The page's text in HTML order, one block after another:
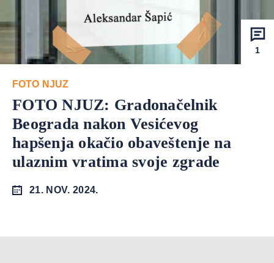
1
FOTO NJUZ
FOTO NJUZ: Gradonačelnik
Beograda nakon Vesićevog
hapšenja okačio obaveštenje na
ulaznim vratima svoje zgrade
21. NOV. 2024.